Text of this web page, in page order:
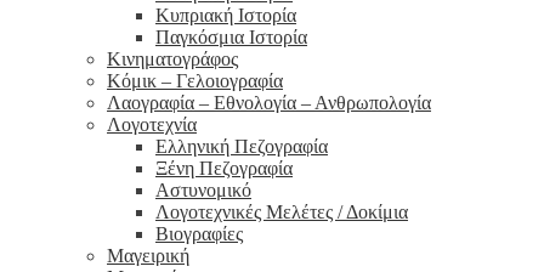
Κυπριακή Ιστορία
Παγκόσμια Ιστορία
Κινηματογράφος
Κόμικ – Γελοιογραφία
Λαογραφία – Εθνολογία – Ανθρωπολογία
Λογοτεχνία
Ελληνική Πεζογραφία
Ξένη Πεζογραφία
Αστυνομικό
Λογοτεχνικές Μελέτες / Δοκίμια
Βιογραφίες
Μαγειρική